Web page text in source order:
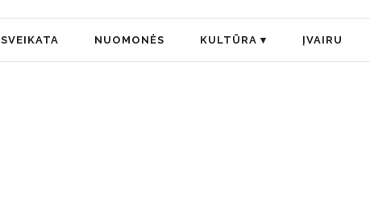
SVEIKATA NUOMONĖS KULTŪRA ĮVAIRU